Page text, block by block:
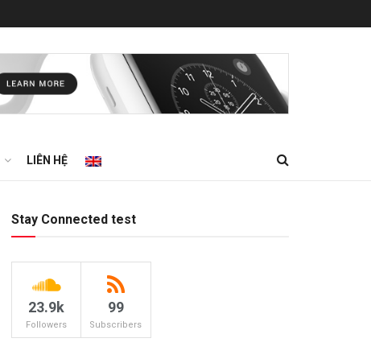
LIÊN HỆ
Stay Connected test
23.9k
Followers
99
Subscribers